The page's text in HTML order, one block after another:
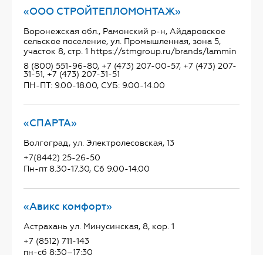
«ООО СТРОЙТЕПЛОМОНТАЖ»
Воронежская обл., Рамонский р-н, Айдаровское
сельское поселение, ул. Промышленная, зона 5,
участок 8, стр. 1 https://stmgroup.ru/brands/lammin
8 (800) 551-96-80, +7 (473) 207-00-57, +7 (473) 207-
31-51, +7 (473) 207-31-51
ПН-ПТ: 9.00-18.00, СУБ: 9.00-14.00
«СПАРТА»
Волгоград, ул. Электролесовская, 13
+7(8442) 25-26-50
Пн-пт 8.30-17.30, Сб 9.00-14.00
«Авикс комфорт»
Астрахань ул. Минусинская, 8, кор. 1
+7 (8512) 711-143
пн-сб 8:30–17:30